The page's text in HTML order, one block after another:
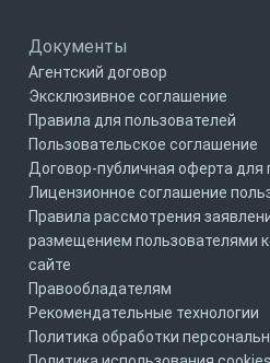
Документы
Агентский договор
Эксклюзивное соглашение
Правила для пользователей
Пользовательское соглашение
Договор-публичная оферта для
Лицензионное соглашение
Правила рассмотрения
размещением пользователями
сайте
Правообладателям
Рекомендательные технологии
Политика обработки